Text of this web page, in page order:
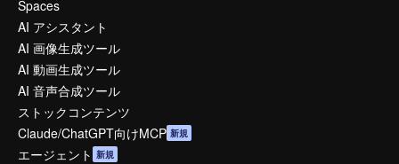
Spaces
AI アシスタント
AI 画像生成ツール
AI 動画生成ツール
AI 音声合成ツール
ストックコンテンツ
Claude/ChatGPT向けMCP 新規
エージェント 新規